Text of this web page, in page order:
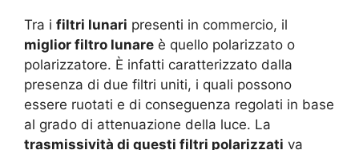
Tra i filtri lunari presenti in commercio, il
miglior filtro lunare è quello polarizzato o
polarizzatore. È infatti caratterizzato dalla
presenza di due filtri uniti, i quali possono
essere ruotati e di conseguenza regolati in base
al grado di attenuazione della luce. La
trasmissività di questi filtri polarizzati va